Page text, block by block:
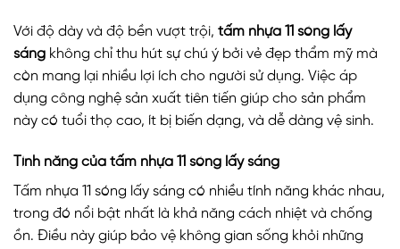
Với độ dày và độ bền vượt trội, tấm nhựa 11 sóng lấy
sáng không chỉ thu hút sự chú ý bởi vẻ đẹp thẩm mỹ mà
còn mang lại nhiều lợi ích cho người sử dụng. Việc áp
dụng công nghệ sản xuất tiên tiến giúp cho sản phẩm
này có tuổi thọ cao, ít bị biến dạng, và dễ dàng vệ sinh.
Tính năng của tấm nhựa 11 sóng lấy sáng
Tấm nhựa 11 sóng lấy sáng có nhiều tính năng khác nhau,
trong đó nổi bật nhất là khả năng cách nhiệt và chống
ồn. Điều này giúp bảo vệ không gian sống khỏi những